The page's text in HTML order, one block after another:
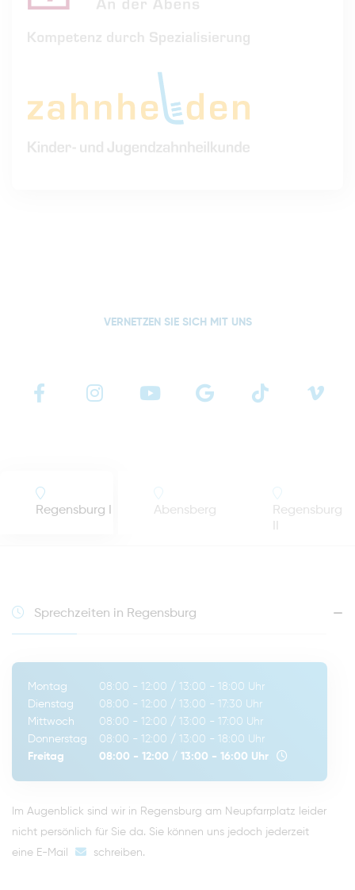
VERNETZEN SIE SICH MIT UNS
Regensburg I Abensberg
Regensburg
Sprechzeiten in Regensburg
Montag 08:00 - 12:00 / 13:00 - 18:00 Uhr
Dienstag
08:00 - 12:00 / 13:00 - 17:30 Uhr
Mittwoch
08:00 - 12:00 / 13:00 - 17:00 Uhr
Donnerstag
08:00 - 12:00 / 13:00 - 18:00 Uhr
Freitag
08:00 - 12:00 / 13:00 - 16:00 Uhr
Im Augenblick sind wir in Regensburg am Neupfarrplatz leider
nicht persönlich für Sie da. Sie können uns jedoch jederzeit
eine E-Mail
schreiben.